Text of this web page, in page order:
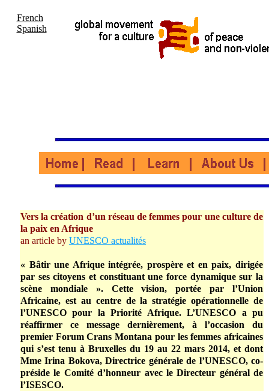
French
Spanish
Vers la création d’un réseau de femmes pour une culture de
la paix en Afrique
an article by UNESCO actualités
« Bâtir une Afrique intégrée, prospère et en paix, dirigée
par ses citoyens et constituant une force dynamique sur la
scène mondiale ». Cette vision, portée par l’Union
Africaine, est au centre de la stratégie opérationnelle de
l’UNESCO pour la Priorité Afrique. L’UNESCO a pu
réaffirmer ce message dernièrement, à l’occasion du
premier Forum Crans Montana pour les femmes africaines
qui s’est tenu à Bruxelles du 19 au 22 mars 2014, et dont
Mme Irina Bokova, Directrice générale de l’UNESCO, co-
préside le Comité d’honneur avec le Directeur général de
l’ISESCO.